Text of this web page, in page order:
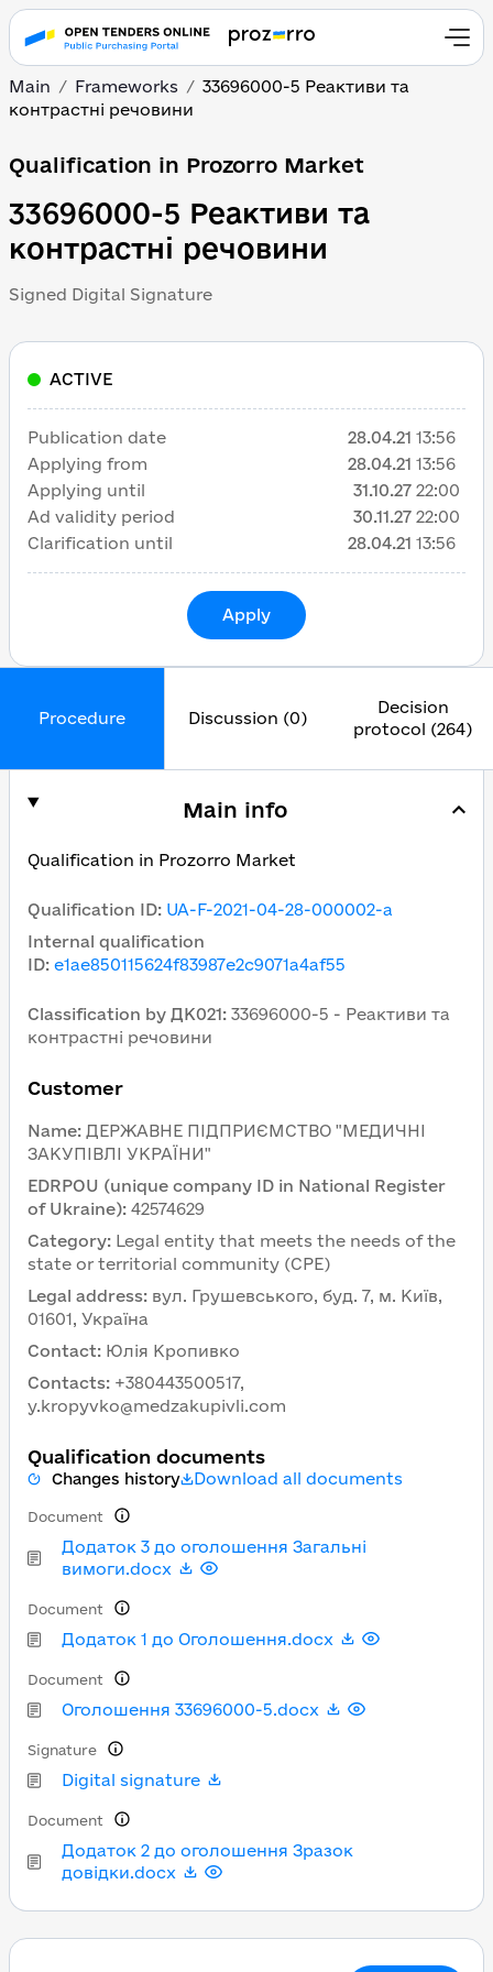
Main Frameworks
33696000-5 Реактиви та
контрастні речовини
Qualification in Prozorro Market
33696000-5 Реактиви та
контрастні речовини
Signed Digital Signature
Procedure Discussion (0)
Decision
protocol (264)
Main info
Qualification in Prozorro Market
Qualification ID: UA-F-2021-04-28-000002-a
Internal qualification
ID: e1ae850115624f83987e2c9071a4af55
Classification by ДК021: 33696000-5 - Реактиви та
контрастні речовини
Customer
Name: ДЕРЖАВНЕ ПІДПРИЄМСТВО "МЕДИЧНІ
ЗАКУПІВЛІ УКРАЇНИ"
EDRPOU (unique company ID in National Register
of Ukraine): 42574629
Category: Legal entity that meets the needs of the
state or territorial community (CPE)
Legal address: вул. Грушевського, буд. 7, м. Київ,
01601, Україна
Contact: Юлія Кропивко
Contacts: +380443500517,
y.kropyvko@medzakupivli.com
Qualification documents
Changes history Download all documents
Додаток 3 до оголошення Загальні
вимоги.docx
Document
Додаток 1 до Оголошення.docx
Document
Оголошення 33696000-5.docx
Document
Digital signature
Signature
Додаток 2 до оголошення Зразок
довідки.docx
Document
ACTIVE
Publication date 28.04.21 13:56
Applying from
28.04.21 13:56
Applying until
31.10.27 22:00
Ad validity period
30.11.27 22:00
Clarification until
28.04.21 13:56
Apply